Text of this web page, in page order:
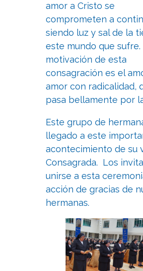
amor a Cristo se
comprometen a
siendo luz y sal de la
este mundo que sufre.
motivación de esta
consagración es el
amor con radicalidad,
pasa bellamente por
Este grupo de
llegado a este
acontecimiento de su
Consagrada. Los
unirse a esta
acción de gracias de
hermanas.